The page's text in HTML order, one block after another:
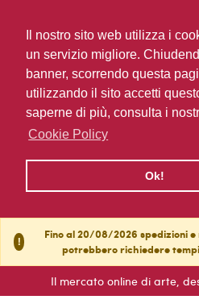
Il nostro sito web utilizza i
un servizio migliore.
banner, scorrendo questa
utilizzando il sito accetti
saperne di più, consulta i
Cookie Policy
Ok!
!
Fino al 20/08/2026 spedizioni
potrebbero richiedere
Il mercato online di arte,